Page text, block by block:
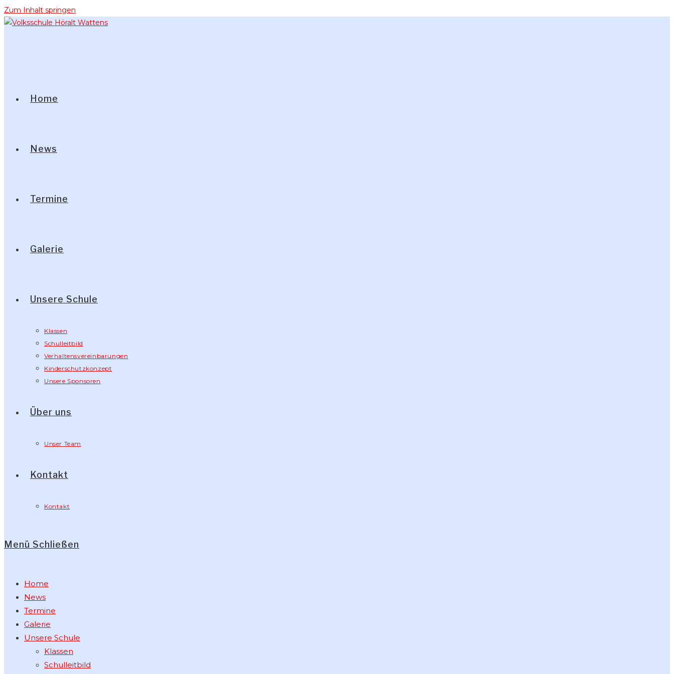
Zum Inhalt springen
Home
News
Termine
Galerie
Unsere Schule
Klassen
Schulleitbild
Verhaltensvereinbarungen
Kinderschutzkonzept
Unsere Sponsoren
Über uns
Unser Team
Kontakt
Kontakt
Menü Schließen
Home
News
Termine
Galerie
Unsere Schule
Klassen
Schulleitbild